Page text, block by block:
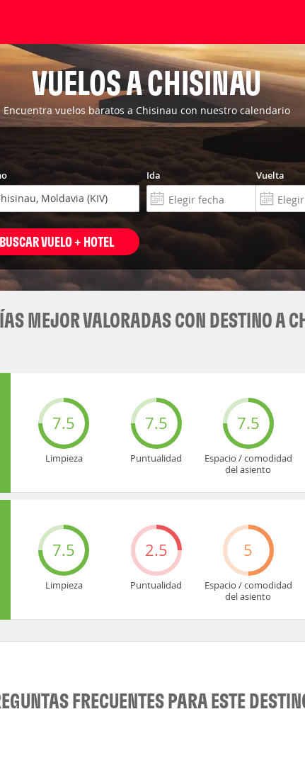
VUELOS A CHISINAU
Encuentra vuelos baratos a Chisinau con nuestro calendario
Ida Vuelta
BUSCAR VUELO + HOTEL
MEJOR VALORADAS CON DESTINO A
7.5
Limpieza
7.5
Puntualidad
7.5
Espacio / comodidad
del asiento
7.5
Limpieza
2.5
Puntualidad
5
Espacio / comodidad
del asiento
FRECUENTES PARA ESTE